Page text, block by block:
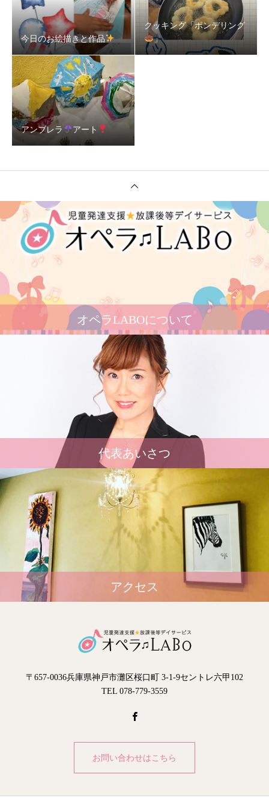
今日のお絵描きと作品
クッキング「ポンデリング
」
アンブレラ アート
オペラLABOについて
代表あいさつ
アクセス
〒657-0036兵庫県神戸市灘区桜口町 3-1-9セントレ六甲102
TEL 078-779-3559
お問い合わせはこちら